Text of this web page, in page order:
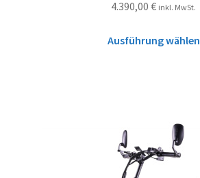
4.390,00 € inkl. MwSt.
Ausführung wählen